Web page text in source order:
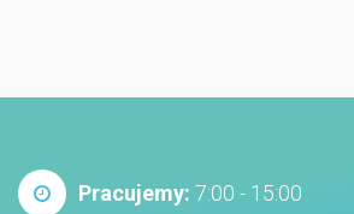
Pracujemy: 7:00 - 15:00